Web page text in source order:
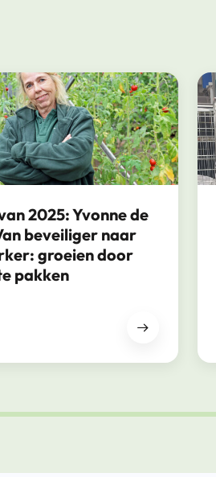
2025: Yvonne de
beveiliger naar
groeien door
pakken